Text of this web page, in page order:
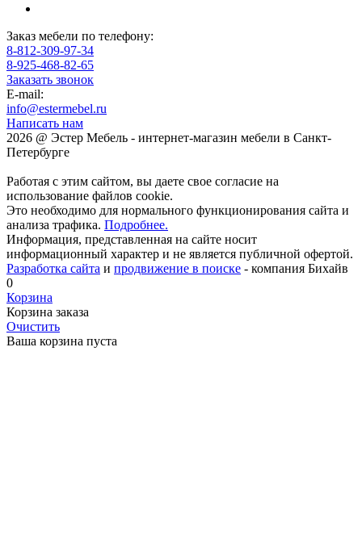
Заказ мебели по телефону:
8-812-309-97-34
8-925-468-82-65
Заказать звонок
E-mail:
info@estermebel.ru
Написать нам
2026 @ Эстер Мебель - интернет-магазин мебели в Санкт-
Петербурге
Работая с этим сайтом, вы даете свое согласие на
использование файлов cookie.
Это необходимо для нормального функционирования сайта и
анализа трафика. Подробнее.
Информация, представленная на сайте носит
информационный характер и не является публичной офертой.
Разработка сайта и продвижение в поиске - компания Бихайв
0
Корзина
Корзина заказа
Очистить
Ваша корзина пуста